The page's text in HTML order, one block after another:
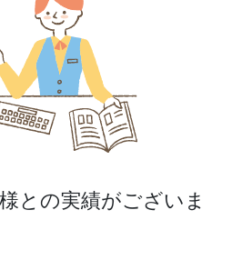
との実績がございま